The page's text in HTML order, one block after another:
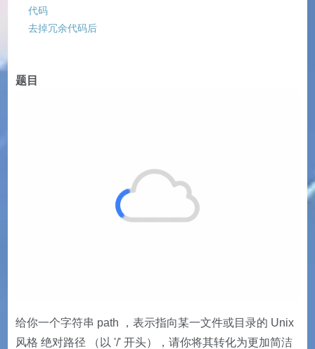
代码
去掉冗余代码后
题目
给你一个字符串 path ，表示指向某一文件或目录的 Unix
风格 绝对路径 （以 '/' 开头），请你将其转化为更加简洁